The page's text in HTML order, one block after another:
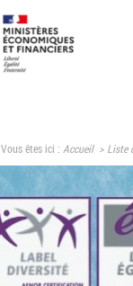
Vous êtes ici : Accueil Liste